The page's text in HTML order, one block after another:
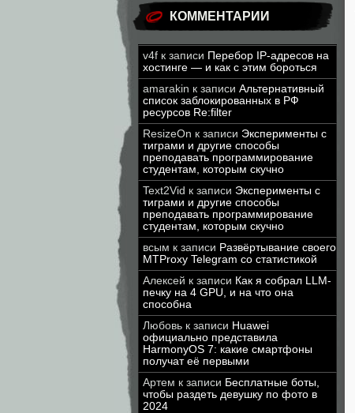
КОММЕНТАРИИ
v4f к записи Перебор IP-адресов на
хостинге — и как с этим бороться
amarakin к записи Альтернативный
список заблокированных в РФ
ресурсов Re:filter
ResizeOn к записи Эксперименты с
тиграми и другие способы
преподавать программирование
студентам, которым скучно
Text2Vid к записи Эксперименты с
тиграми и другие способы
преподавать программирование
студентам, которым скучно
всым к записи Развёртывание своего
MTProxy Telegram со статистикой
Алексей к записи Как я собрал LLM-
печку на 4 GPU, и на что она
способна
Любовь к записи Huawei
официально представила
HarmonyOS 7: какие смартфоны
получат её первыми
Артем к записи Бесплатные боты,
чтобы раздеть девушку по фото в
2024